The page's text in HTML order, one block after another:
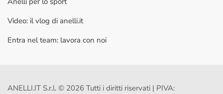
Video: il vlog di anelli.it
Entra nel team: lavora con noi
ANELLI.IT S.r.l. © 2026 Tutti i diritti riservati | PIVA: